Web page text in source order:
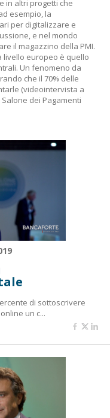
in altri progetti che
esempio, la
per digitalizzare e
e nel mondo
il magazzino della PMI.
livello europeo è quello
Un fenomeno da
che il 70% delle
(videointervista a
dei Pagamenti
di sottoscrivere
un c...